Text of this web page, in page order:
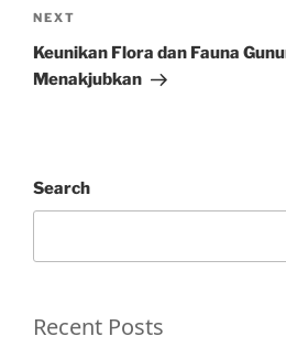
Next
Post
NEXT
Keunikan Flora dan Fauna
Menakjubkan
Search
Recent Posts